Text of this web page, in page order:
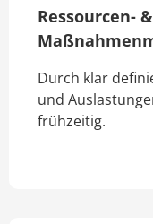
Ressourcen- &
Durch klar
und
frühzeitig.